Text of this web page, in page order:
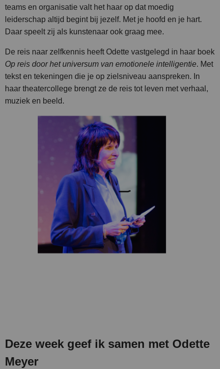
teams en organisatie valt het haar op dat moedig
leiderschap altijd begint bij jezelf. Met je hoofd en je hart.
Daar speelt zij als kunstenaar ook graag mee.
De reis naar zelfkennis heeft Odette vastgelegd in haar boek
Op reis door het universum van emotionele intelligentie. Met
tekst en tekeningen die je op zielsniveau aanspreken. In
haar theatercollege brengt ze de reis tot leven met verhaal,
muziek en beeld.
Deze week geef ik samen met Odette
Meyer